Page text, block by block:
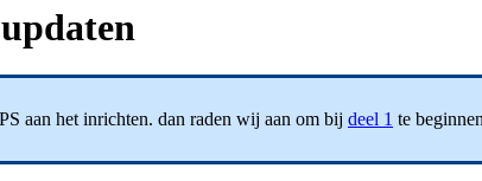
aan het inrichten. dan raden wij aan om bij deel 1 te